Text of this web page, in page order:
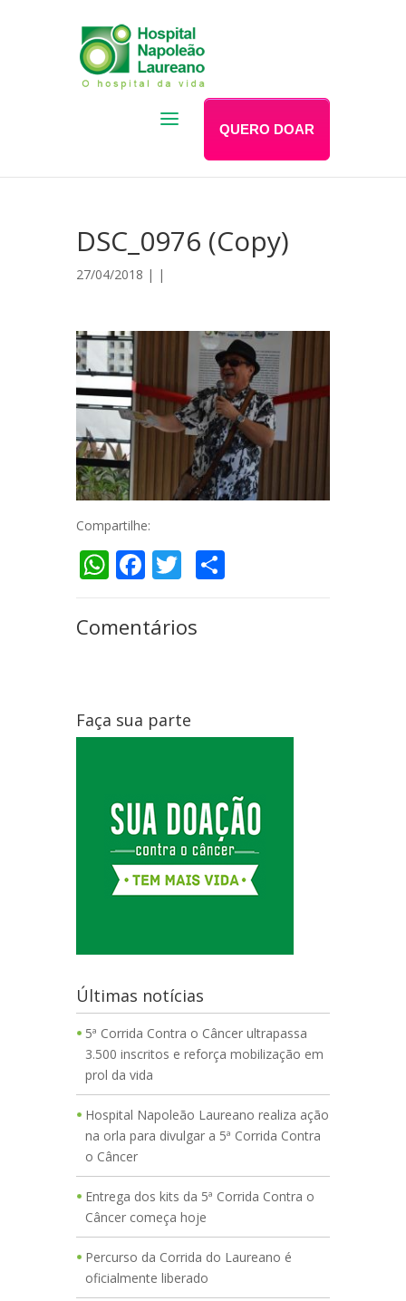
QUERO DOAR
DSC_0976 (Copy)
27/04/2018 | |
Compartilhe:
WhatsApp
Facebook
Twitter
Comentários
Faça sua parte
Últimas notícias
5ª Corrida Contra o Câncer ultrapassa
3.500 inscritos e reforça mobilização em
prol da vida
Hospital Napoleão Laureano realiza ação
na orla para divulgar a 5ª Corrida Contra
o Câncer
Entrega dos kits da 5ª Corrida Contra o
Câncer começa hoje
Percurso da Corrida do Laureano é
oficialmente liberado